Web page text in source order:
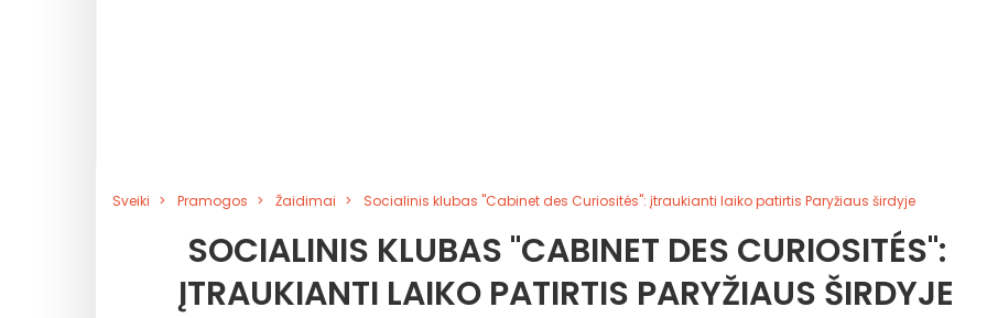
Sveiki Pramogos Žaidimai Socialinis klubas "Cabinet des Curiosités": įtraukianti laiko patirtis Paryžiaus širdyje
SOCIALINIS KLUBAS "CABINET DES CURIOSITÉS":
ĮTRAUKIANTI LAIKO PATIRTIS PARYŽIAUS ŠIRDYJE